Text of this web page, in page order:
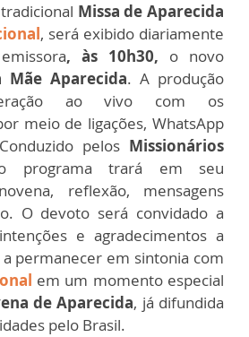
Missa de Aparecida
, será exibido diariamente
, às 10h30, o novo
Mãe Aparecida. A produção
ao vivo com os
meio de ligações, WhatsApp
pelos Missionários
programa trará em seu
reflexão, mensagens
O devoto será convidado a
e agradecimentos a
a permanecer em sintonia com
em um momento especial
de Aparecida, já difundida
pelo Brasil.